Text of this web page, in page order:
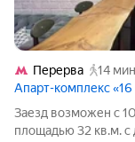
Перерва
14
Апарт-комплекс
Заезд возможен с
площадью 32 кв.м. с